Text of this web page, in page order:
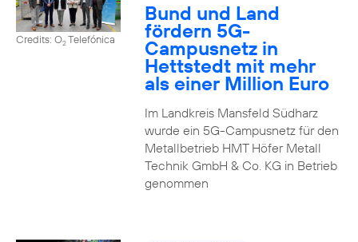
Credits: O2Telefónica
Bund und Land
fördern 5G-
Campusnetz in
Hettstedt mit mehr
als einer Million Euro
Im Landkreis Mansfeld Südharz
wurde ein 5G-Campusnetz für den
Metallbetrieb HMT Höfer Metall
Technik GmbH & Co. KG in Betrieb
genommen